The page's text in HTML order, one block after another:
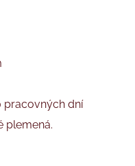
pracovných dní
plemená.